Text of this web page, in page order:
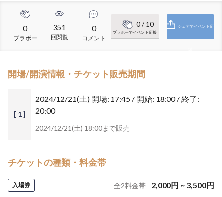
0
ブラボー
351
回閲覧
0
コメント
0/ 10
ブラボーでイベント応援
シェアでイベント応
開場/開演情報・チケット販売期間
[ 1 ]
2024/12/21(土) 開場: 17:45 / 開始: 18:00 / 終了:
20:00
2024/12/21(土) 18:00まで販売
チケットの種類・料金帯
入場券 全2料金帯 2,000円 ~ 3,500円